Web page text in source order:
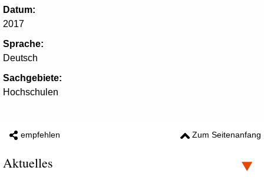
Datum:
2017
Sprache:
Deutsch
Sachgebiete:
Hochschulen
empfehlen Zum Seitenanfang
Aktuelles